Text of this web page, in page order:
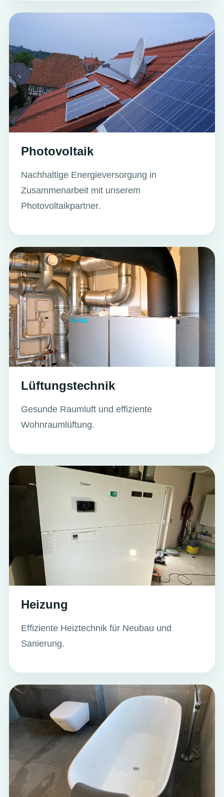
Photovoltaik
Nachhaltige Energieversorgung in
Zusammenarbeit mit unserem
Photovoltaikpartner.
Lüftungstechnik
Gesunde Raumluft und effiziente
Wohnraumlüftung.
Heizung
Effiziente Heiztechnik für Neubau und
Sanierung.